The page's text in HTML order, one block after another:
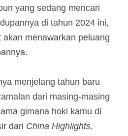
yang sedang mencari
di tahun 2024 ini,
menawarkan peluang
menjelang tahun baru
dari masing-masing
gimana hoki kamu di
dari China Highlights,